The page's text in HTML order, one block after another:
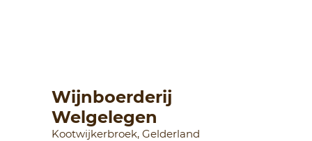
Wijnboerderij
Welgelegen
Kootwijkerbroek, Gelderland